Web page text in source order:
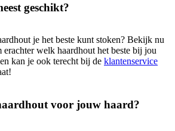
geschikt?
je het beste kunt stoken? Bekijk nu
erachter welk haardhout het beste bij jou
kan je ook terecht bij de klantenservice
voor jouw haard?